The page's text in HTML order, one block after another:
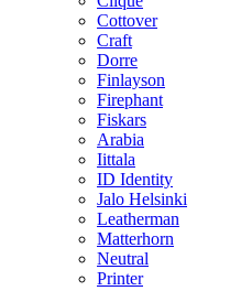
Cottover
Craft
Dorre
Finlayson
Firephant
Fiskars
Arabia
Iittala
ID Identity
Jalo Helsinki
Leatherman
Matterhorn
Neutral
Printer